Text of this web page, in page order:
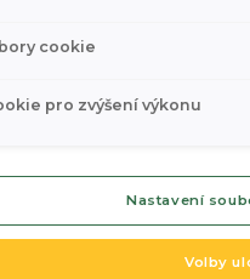
cookie
pro zvýšení výkonu
Nastavení
Volby